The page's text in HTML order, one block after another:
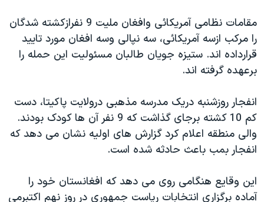
چهل سال گروگان‌گیری
قانون شفافیت دارائی کادر رهبری ایران
اعتراضات مردمی آبان ۹۸
نرگس محمدی برنده جایزه نوبل صلح
همایش محافظه‌کاران آمریکا «سی‌پک»
صفحه‌های ویژه
سفر پرزیدنت ترامپ به چین
مقامات نظامی آمريکائی وافغان مليت 9 نفرازکشته شدگان
را مرکب ازسه آمريکائی، سه نپالی وسه افغان مورد تاييد
قرارداده اند. ستيزه جويان طالبان مسئوليت اين حمله را
برعهده گرفته اند.
انفجار روزشنبه دريک مدرسه مذهبی درولايت پاکيتا، دست
کم 10 کشته برجای گذاشت که 9 نفر آن ها کودک بودند.
والی منطقه اعلام کرد گزارش های اوليه نشان می دهد که
انفجار بمب باعث حادثه شده است.
اين وقايع هنگامی روی می دهد که افغانستان خود را
آماده برگزاری انتخابات رياست جمهوری در روز نهم اکتبرمی